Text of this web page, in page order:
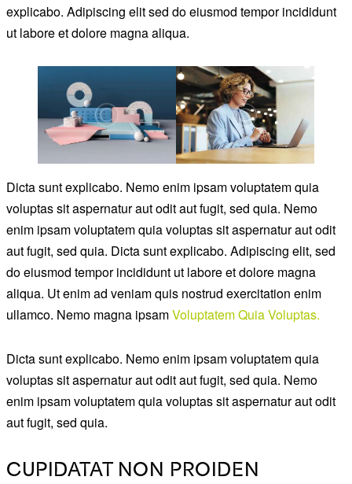
explicabo. Adipiscing elit sed do eiusmod tempor incididunt
ut labore et dolore magna aliqua.
Dicta sunt explicabo. Nemo enim ipsam voluptatem quia
voluptas sit aspernatur aut odit aut fugit, sed quia. Nemo
enim ipsam voluptatem quia voluptas sit aspernatur aut odit
aut fugit, sed quia. Dicta sunt explicabo. Adipiscing elit, sed
do eiusmod tempor incididunt ut labore et dolore magna
aliqua. Ut enim ad veniam quis nostrud exercitation enim
ullamco. Nemo magna ipsamVoluptatem Quia Voluptas.
Dicta sunt explicabo. Nemo enim ipsam voluptatem quia
voluptas sit aspernatur aut odit aut fugit, sed quia. Nemo
enim ipsam voluptatem quia voluptas sit aspernatur aut odit
aut fugit, sed quia.
CUPIDATAT NON PROIDEN